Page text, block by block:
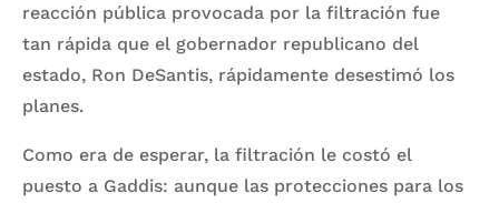
reacción pública provocada por la filtración fue
tan rápida que el gobernador republicano del
estado, Ron DeSantis, rápidamente desestimó los
planes.
Como era de esperar, la filtración le costó el
puesto a Gaddis: aunque las protecciones para los